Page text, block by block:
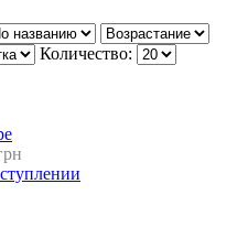
Количество: